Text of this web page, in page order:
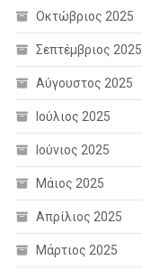
Οκτώβριος 2025
Σεπτέμβριος 2025
Αύγουστος 2025
Ιούλιος 2025
Ιούνιος 2025
Μάιος 2025
Απρίλιος 2025
Μάρτιος 2025